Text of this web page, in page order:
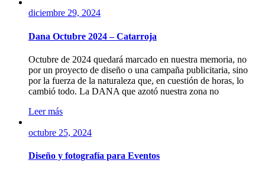
diciembre 29, 2024
Dana Octubre 2024 – Catarroja
Octubre de 2024 quedará marcado en nuestra memoria, no
por un proyecto de diseño o una campaña publicitaria, sino
por la fuerza de la naturaleza que, en cuestión de horas, lo
cambió todo. La DANA que azotó nuestra zona no
Leer más
octubre 25, 2024
Diseño y fotografía para Eventos